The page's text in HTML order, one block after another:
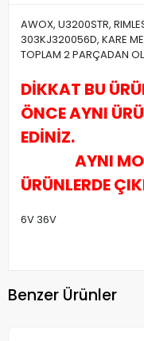
AWOX, U3200STR,
303KJ320056D, KARE
TOPLAM 2 PARÇADAN
DİKKAT BU
ÖNCE AYNI
EDİNİZ.
AYNI
ÜRÜNLERDE
6V 36V
Benzer Ürünler